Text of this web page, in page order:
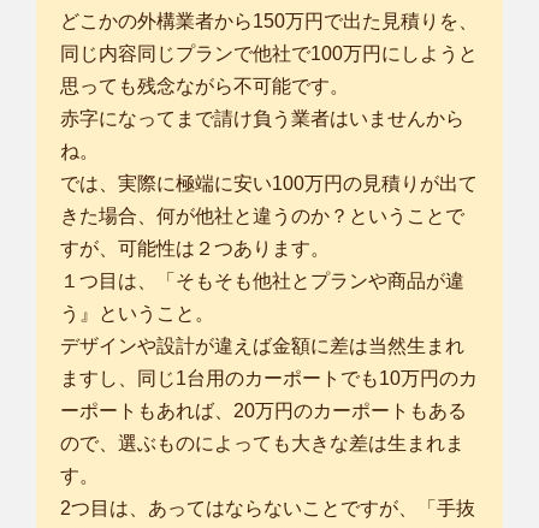
どこかの外構業者から150万円で出た見積りを、
同じ内容同じプランで他社で100万円にしようと
思っても残念ながら不可能です。
赤字になってまで請け負う業者はいませんから
ね。
では、実際に極端に安い100万円の見積りが出て
きた場合、何が他社と違うのか？ということで
すが、可能性は２つあります。
１つ目は、「そもそも他社とプランや商品が違
う』ということ。
デザインや設計が違えば金額に差は当然生まれ
ますし、同じ1台用のカーポートでも10万円のカ
ーポートもあれば、20万円のカーポートもある
ので、選ぶものによっても大きな差は生まれま
す。
2つ目は、あってはならないことですが、「手抜